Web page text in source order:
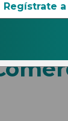
31
Regístrate